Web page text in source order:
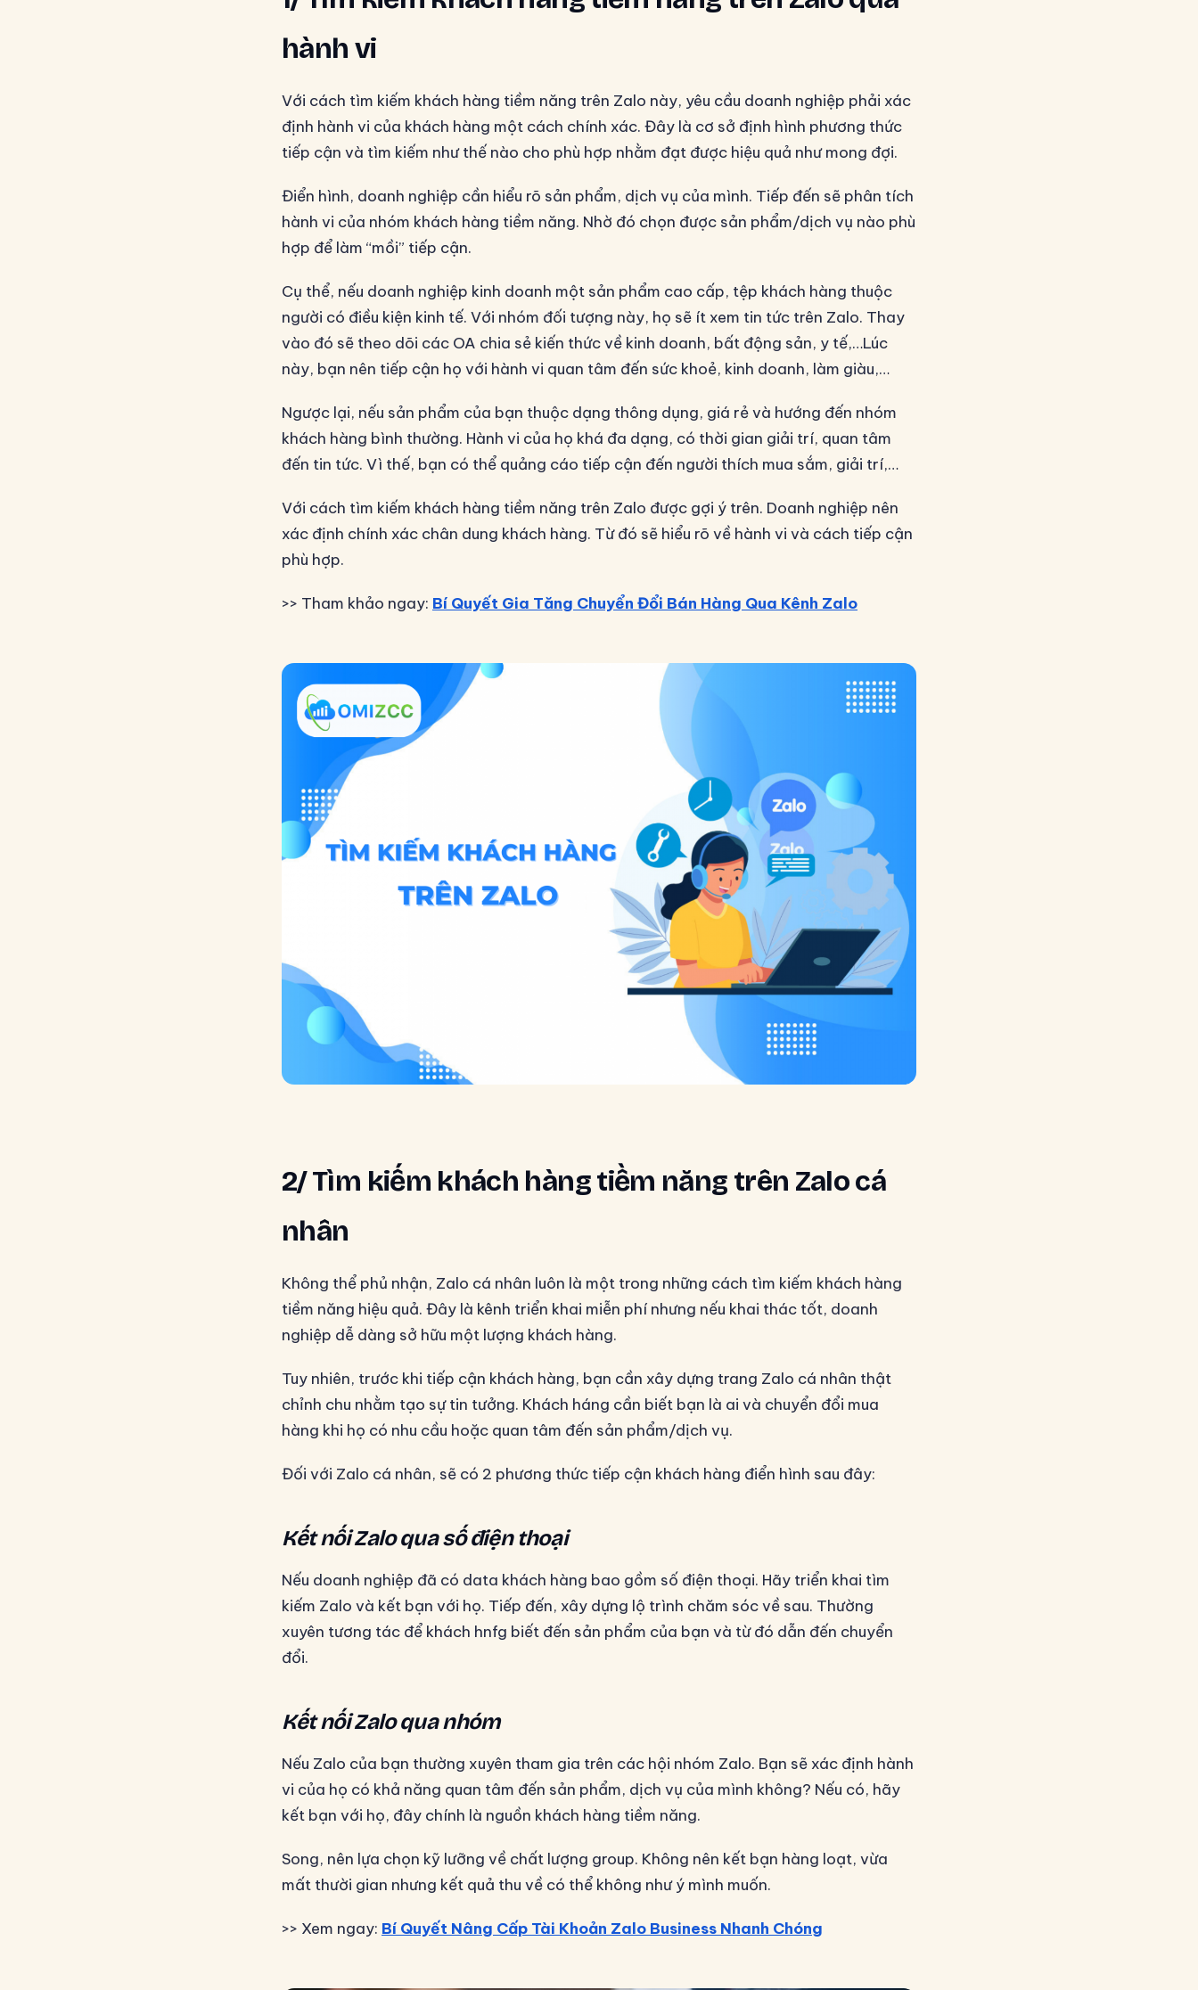
hành vi
Với cách tìm kiếm khách hàng tiềm năng trên Zalo này, yêu cầu doanh nghiệp phải xác
định hành vi của khách hàng một cách chính xác. Đây là cơ sở định hình phương thức
tiếp cận và tìm kiếm như thế nào cho phù hợp nhằm đạt được hiệu quả như mong đợi.
Điển hình, doanh nghiệp cần hiểu rõ sản phẩm, dịch vụ của mình. Tiếp đến sẽ phân tích
hành vi của nhóm khách hàng tiềm năng. Nhờ đó chọn được sản phẩm/dịch vụ nào phù
hợp để làm “mồi” tiếp cận.
Cụ thể, nếu doanh nghiệp kinh doanh một sản phẩm cao cấp, tệp khách hàng thuộc
người có điều kiện kinh tế. Với nhóm đối tượng này, họ sẽ ít xem tin tức trên Zalo. Thay
vào đó sẽ theo dõi các OA chia sẻ kiến thức về kinh doanh, bất động sản, y tế,…Lúc
này, bạn nên tiếp cận họ với hành vi quan tâm đến sức khoẻ, kinh doanh, làm giàu,…
Ngược lại, nếu sản phẩm của bạn thuộc dạng thông dụng, giá rẻ và hướng đến nhóm
khách hàng bình thường. Hành vi của họ khá đa dạng, có thời gian giải trí, quan tâm
đến tin tức. Vì thế, bạn có thể quảng cáo tiếp cận đến người thích mua sắm, giải trí,…
Với cách tìm kiếm khách hàng tiềm năng trên Zalo được gợi ý trên. Doanh nghiệp nên
xác định chính xác chân dung khách hàng. Từ đó sẽ hiểu rõ về hành vi và cách tiếp cận
phù hợp.
>> Tham khảo ngay: Bí Quyết Gia Tăng Chuyển Đổi Bán Hàng Qua Kênh Zalo
2/ Tìm kiếm khách hàng tiềm năng trên Zalo cá
nhân
Không thể phủ nhận, Zalo cá nhân luôn là một trong những cách tìm kiếm khách hàng
tiềm năng hiệu quả. Đây là kênh triển khai miễn phí nhưng nếu khai thác tốt, doanh
nghiệp dễ dàng sở hữu một lượng khách hàng.
Tuy nhiên, trước khi tiếp cận khách hàng, bạn cần xây dựng trang Zalo cá nhân thật
chỉnh chu nhằm tạo sự tin tưởng. Khách háng cần biết bạn là ai và chuyển đổi mua
hàng khi họ có nhu cầu hoặc quan tâm đến sản phẩm/dịch vụ.
Đối với Zalo cá nhân, sẽ có 2 phương thức tiếp cận khách hàng điển hình sau đây:
Kết nối Zalo qua số điện thoại
Nếu doanh nghiệp đã có data khách hàng bao gồm số điện thoại. Hãy triển khai tìm
kiếm Zalo và kết bạn với họ. Tiếp đến, xây dựng lộ trình chăm sóc về sau. Thường
xuyên tương tác để khách hnfg biết đến sản phẩm của bạn và từ đó dẫn đến chuyển
đổi.
Kết nối Zalo qua nhóm
Nếu Zalo của bạn thường xuyên tham gia trên các hội nhóm Zalo. Bạn sẽ xác định hành
vi của họ có khả năng quan tâm đến sản phẩm, dịch vụ của mình không? Nếu có, hãy
kết bạn với họ, đây chính là nguồn khách hàng tiềm năng.
Song, nên lựa chọn kỹ lưỡng về chất lượng group. Không nên kết bạn hàng loạt, vừa
mất thười gian nhưng kết quả thu về có thể không như ý mình muốn.
>> Xem ngay: Bí Quyết Nâng Cấp Tài Khoản Zalo Business Nhanh Chóng